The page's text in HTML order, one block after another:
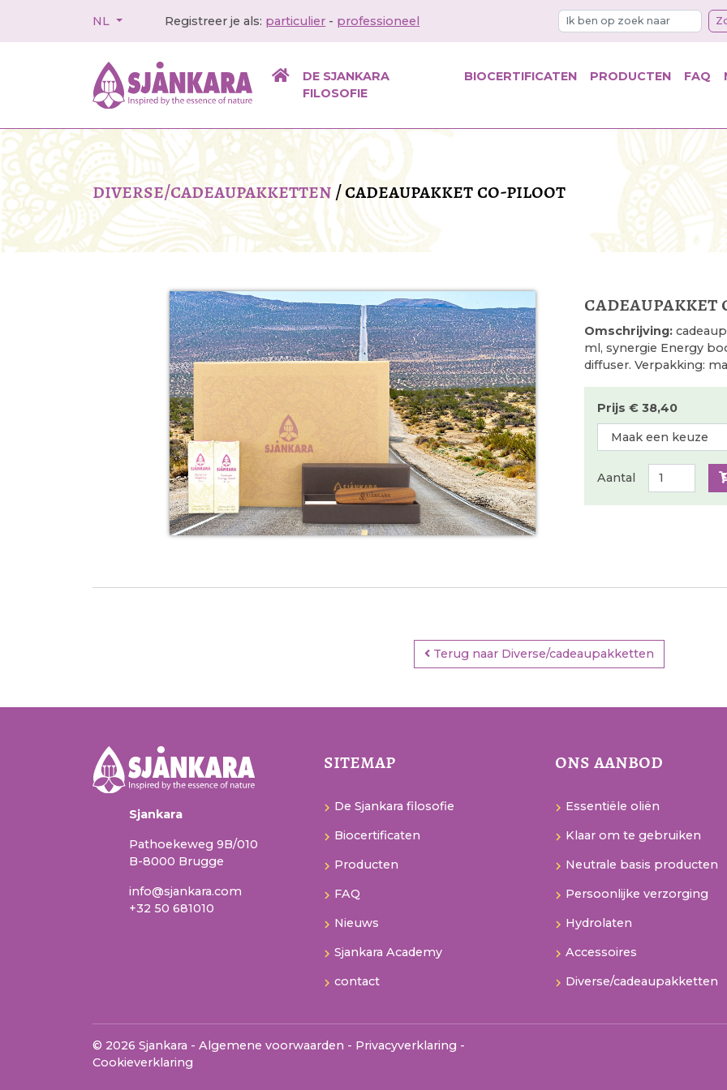
NL Registreer je als: particulier - professioneel
DE SJANKARA
FILOSOFIE
BIOCERTIFICATEN PRODUCTEN FAQ
diverse/cadeaupakketten/cadeaupakket co-piloot
Omschrijving:
ml, synergie Energy
diffuser. Verpakking:
Prijs € 38,40
Aantal
Terug naar Diverse/cadeaupakketten
Sjankara
Pathoekeweg 9B/010
B-8000 Brugge
info@sjankara.com
+32 50 681010
sitemap
De Sjankara filosofie
Biocertificaten
Producten
FAQ
Nieuws
Sjankara Academy
contact
ons aanbod
Essentiële oliën
Klaar om te gebruiken
Neutrale basis producten
Persoonlijke verzorging
Hydrolaten
Accessoires
Diverse/cadeaupakketten
© 2026 Sjankara - Algemene voorwaarden - Privacyverklaring -
Cookieverklaring